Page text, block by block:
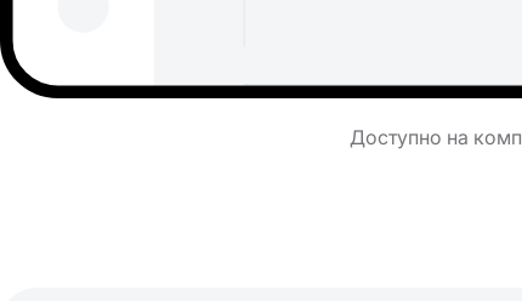
Доступно на